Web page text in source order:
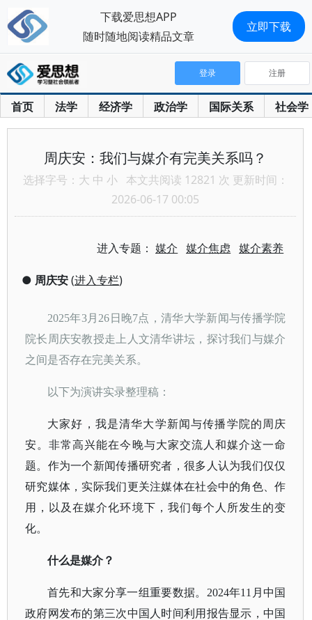
首页 法学 经济学 政治学 国际关系 社会学
登录 注册
周庆安：我们与媒介有完美关系吗？
选择字号： 大 中 小 本文共阅读 12821 次 更新时间：
2026-06-17 00:05
进入专题：媒介 媒介焦虑 媒介素养
● 周庆安(进入专栏)
2025年3月26日晚7点，清华大学新闻与传播学院
院长周庆安教授走上人文清华讲坛，探讨我们与媒介
之间是否存在完美关系。
以下为演讲实录整理稿：
大家好，我是清华大学新闻与传播学院的周庆
安。非常高兴能在今晚与大家交流人和媒介这一命
题。作为一个新闻传播研究者，很多人认为我们仅仅
研究媒体，实际我们更关注媒体在社会中的角色、作
用，以及在媒介化环境下，我们每个人所发生的变
化。
什么是媒介？
首先和大家分享一组重要数据。 2024年11月中国
政府网发布的第三次中国人时间利用报告显示，中国
下载爱思想APP
随时随地阅读精品文章
立即下载